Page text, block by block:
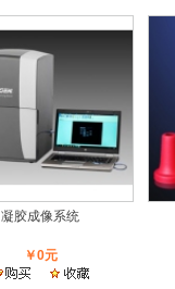
凝胶成像系统
￥0元